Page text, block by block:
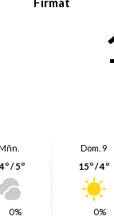
/ 5º
0%
Dom. 9
15º / 4º
0%